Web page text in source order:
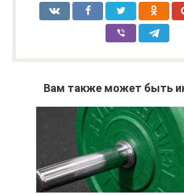
Вам также может быть